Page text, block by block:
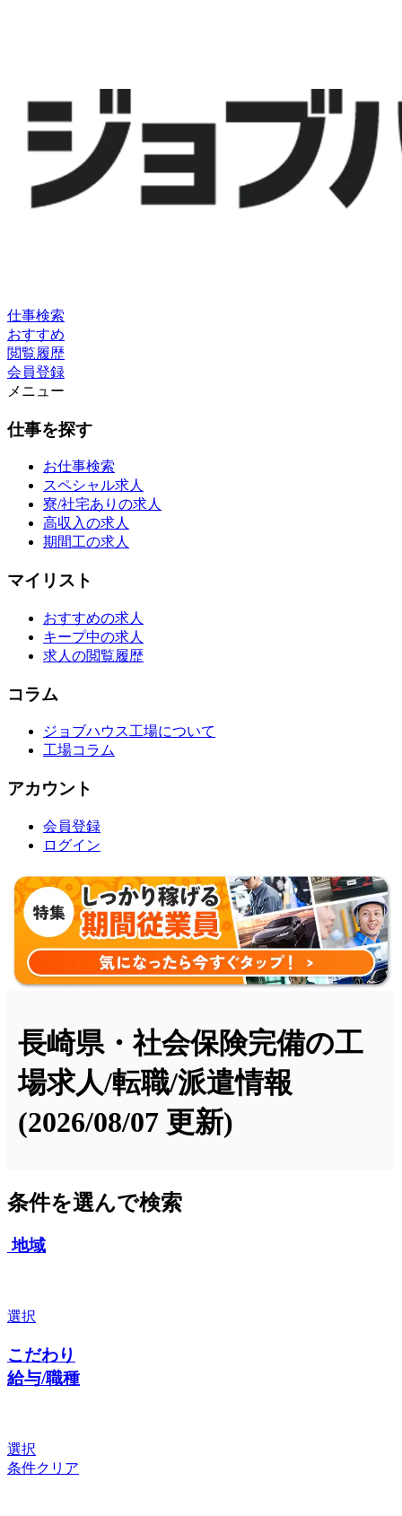
仕事検索
おすすめ
閲覧履歴
会員登録
メニュー
仕事を探す
お仕事検索
スペシャル求人
寮/社宅ありの求人
高収入の求人
期間工の求人
マイリスト
おすすめの求人
キープ中の求人
求人の閲覧履歴
コラム
ジョブハウス工場について
工場コラム
アカウント
会員登録
ログイン
長崎県・社会保険完備の工
場求人/転職/派遣情報
(2026/08/07 更新)
条件を選んで検索
地域
選択
こだわり
給与/職種
選択
条件クリア